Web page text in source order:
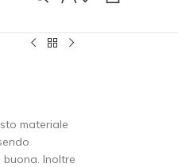
materiale
Inoltre